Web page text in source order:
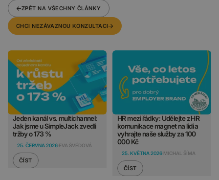
ZPĚT NA VŠECHNY ČLÁNKY
CHCI NEZÁVAZNOU KONZULTACI
Jeden kanál vs. multichannel:
Jak jsme u SimpleJack zvedli
tržby o 173 %
25. ČERVNA 2026 EVA ŠVÉDOVÁ
ČÍST
HR mezi řádky: Udělejte z HR
komunikace magnet na lidi a
vyhrajte naše služby za 100
000 Kč
25. KVĚTNA 2026 MICHAL ŠÍMA
ČÍST